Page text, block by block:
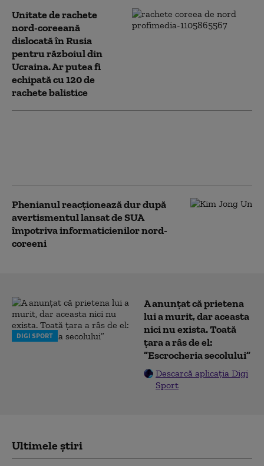
Unitate de rachete
nord-coreeană
dislocată în Rusia
pentru războiul din
Ucraina. Ar putea fi
echipată cu 120 de
rachete balistice
Phenianul reacționează dur după
avertismentul lansat de SUA
împotriva informaticienilor nord-
coreeni
DIGI SPORT
A anunțat că prietena
lui a murit, dar aceasta
nici nu exista. Toată
țara a râs de el:
”Escrocheria secolului”
Descarcă aplicația Digi
Sport
Ultimele știri